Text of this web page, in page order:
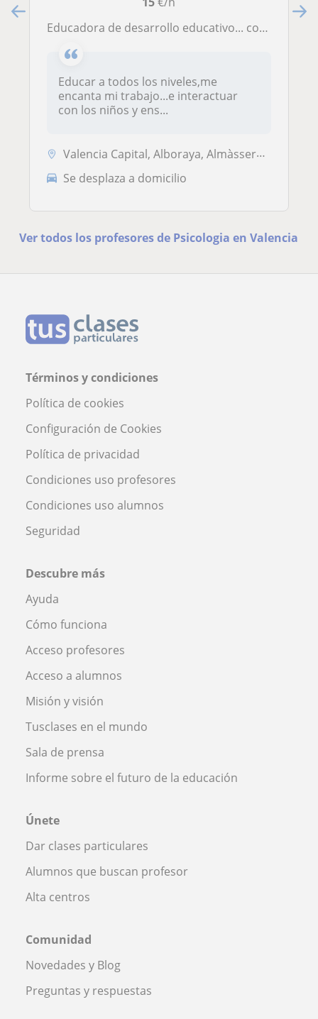
Educadora de desarrollo educativo... comprensión y adaptación en cualquier área que se necesite....
Educar a todos los niveles,me
encanta mi trabajo...e interactuar
con los niños y ens...
Valencia Capital, Alboraya, Almàssera, Burjassot, Mislata, Xirivella
Se desplaza a domicilio
Ver todos los profesores de Psicologia en Valencia
Términos y condiciones
Política de cookies
Configuración de Cookies
Política de privacidad
Condiciones uso profesores
Condiciones uso alumnos
Seguridad
Descubre más
Ayuda
Cómo funciona
Acceso profesores
Acceso a alumnos
Misión y visión
Tusclases en el mundo
Sala de prensa
Informe sobre el futuro de la educación
Únete
Dar clases particulares
Alumnos que buscan profesor
Alta centros
Comunidad
Novedades y Blog
Preguntas y respuestas